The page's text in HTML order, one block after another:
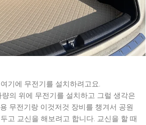
기에 무전기를 설치하려고요.
의 위에 무전기를 설치하고 그럴 생각은
무전기랑 이것저것 장비를 챙겨서 공원
고 교신을 해보려고 합니다. 교신을 할 때